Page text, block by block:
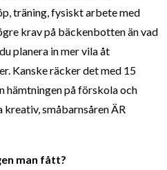
träning, fysiskt arbete med
krav på bäckenbotten än vad
planera in mer vila åt
Kanske räcker det med 15
hämtningen på förskola och
småbarnsåren ÄR
man fått?